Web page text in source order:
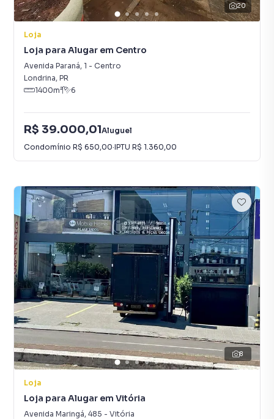
20
Loja
Loja para Alugar em Centro
Avenida Paraná, 1 - Centro
Londrina, PR
1400m² 6
R$ 39.000,01Aluguel
Condomínio R$ 650,00·IPTU R$ 1.360,00
8
Loja
Loja para Alugar em Vitória
Avenida Maringá, 485 - Vitória